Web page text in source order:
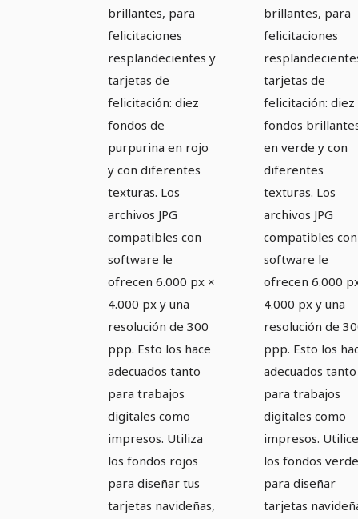
brillantes, para
felicitaciones
resplandecientes y
tarjetas de
felicitación: diez
fondos de
purpurina en rojo
y con diferentes
texturas. Los
archivos JPG
compatibles con
software le
ofrecen 6.000 px ×
4.000 px y una
resolución de 300
ppp. Esto los hace
adecuados tanto
para trabajos
digitales como
impresos. Utiliza
los fondos rojos
para diseñar tus
tarjetas navideñas,
brillantes, para
felicitaciones
tarjetas de
felicitación: diez
fondos
en verde y con
diferentes
texturas. Los
archivos JPG
compatibles con
software le
ofrecen 6.000
4.000 px y una
resolución de
ppp. Esto los
adecuados tanto
para trabajos
digitales como
impresos. Utilice
los fondos
para diseñar
tarjetas